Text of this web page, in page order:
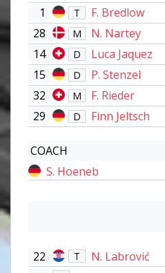
1 T
F. Bredlow
28
M
N. Nartey
14
D
Luca Jaquez
15
D
P. Stenzel
32
M
F. Rieder
29
D Finn Jeltsch
COACH
S. Hoeneb
22 T N. Labrović